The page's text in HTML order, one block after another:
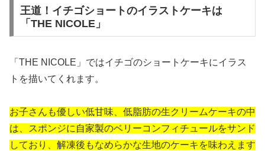
王道！イチゴショートのイラストケーキは
「THE NICOLE」
「THE NICOLE」ではイチゴのショートケーキにイラス
トを描いてくれます。
お子さんも優しい低甘味、低脂肪の生クリームケーキの中
は、スポンジに自家製のベリーコンフィチュールをサンド
しており、解凍後もなめらかな生地のケーキを味わえます